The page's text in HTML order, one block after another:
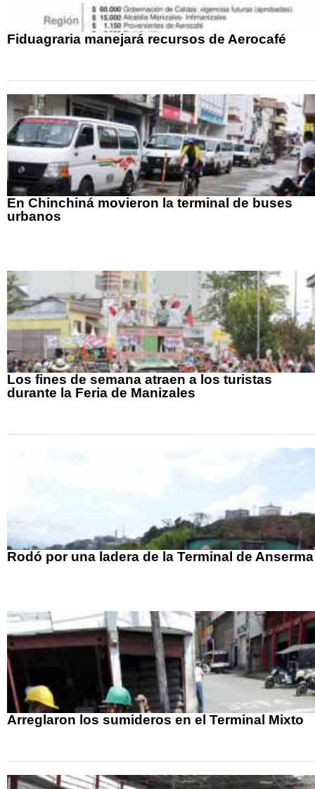
Fiduagraria manejará recursos de Aerocafé
En Chinchiná movieron la terminal de buses
urbanos
Los fines de semana atraen a los turistas
durante la Feria de Manizales
Rodó por una ladera de la Terminal de Anserma
Arreglaron los sumideros en el Terminal Mixto